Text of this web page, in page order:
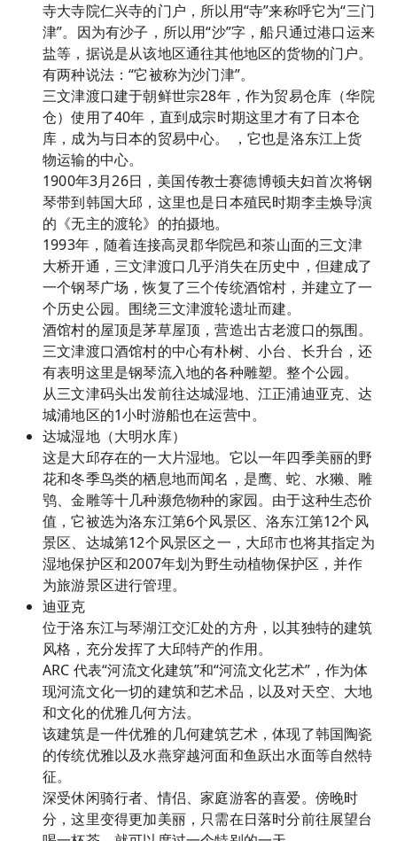
寺大寺院仁兴寺的门户，所以用“寺”来称呼它为“三门
津”。因为有沙子，所以用“沙”字，船只通过港口运来
盐等，据说是从该地区通往其他地区的货物的门户。
有两种说法：“它被称为沙门津”。
三文津渡口建于朝鲜世宗28年，作为贸易仓库（华院
仓）使用了40年，直到成宗时期这里才有了日本仓
库，成为与日本的贸易中心。 ，它也是洛东江上货
物运输的中心。
1900年3月26日，美国传教士赛德博顿夫妇首次将钢
琴带到韩国大邱，这里也是日本殖民时期李圭焕导演
的《无主的渡轮》的拍摄地。
1993年，随着连接高灵郡华院邑和茶山面的三文津
大桥开通，三文津渡口几乎消失在历史中，但建成了
一个钢琴广场，恢复了三个传统酒馆村，并建立了一
个历史公园。围绕三文津渡轮遗址而建。
酒馆村的屋顶是茅草屋顶，营造出古老渡口的氛围。
三文津渡口酒馆村的中心有朴树、小台、长升台，还
有表明这里是钢琴流入地的各种雕塑。整个公园。
从三文津码头出发前往达城湿地、江正浦迪亚克、达
城浦地区的1小时游船也在运营中。
达城湿地（大明水库）
这是大邱存在的一大片湿地。它以一年四季美丽的野
花和冬季鸟类的栖息地而闻名，是鹰、蛇、水獭、雕
鸮、金雕等十几种濒危物种的家园。由于这种生态价
值，它被选为洛东江第6个风景区、洛东江第12个风
景区、达城第12个风景区之一，大邱市也将其指定为
湿地保护区和2007年划为野生动植物保护区，并作
为旅游景区进行管理。
迪亚克
位于洛东江与琴湖江交汇处的方舟，以其独特的建筑
风格，充分发挥了大邱特产的作用。
ARC 代表“河流文化建筑”和“河流文化艺术”，作为体
现河流文化一切的建筑和艺术品，以及对天空、大地
和文化的优雅几何方法。
该建筑是一件优雅的几何建筑艺术，体现了韩国陶瓷
的传统优雅以及水燕穿越河面和鱼跃出水面等自然特
征。
深受休闲骑行者、情侣、家庭游客的喜爱。傍晚时
分，这里变得更加美丽，只需在日落时分前往展望台